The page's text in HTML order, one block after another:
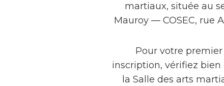
martiaux, située au
Mauroy — COSEC, rue
Pour votre
inscription, vérifiez bien
la Salle des arts